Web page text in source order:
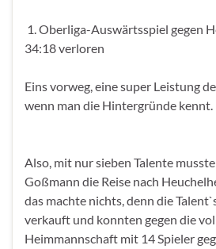
1. Oberliga-Auswärtsspiel gegen
34:18 verloren
Eins vorweg, eine super Leistung
wenn man die Hintergründe kennt.
Also, mit nur sieben Talente
Goßmann die Reise nach
das machte nichts, denn die
verkauft und konnten gegen die
Heimmannschaft mit 14 Spieler